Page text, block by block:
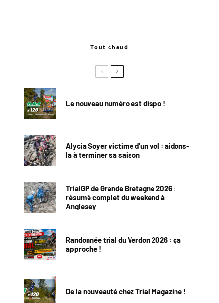
Tout chaud
Le nouveau numéro est dispo !
Alycia Soyer victime d’un vol : aidons-
la à terminer sa saison
TrialGP de Grande Bretagne 2026 :
résumé complet du weekend à
Anglesey
Randonnée trial du Verdon 2026 : ça
approche !
De la nouveauté chez Trial Magazine !